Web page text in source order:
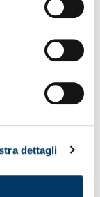
dettagli